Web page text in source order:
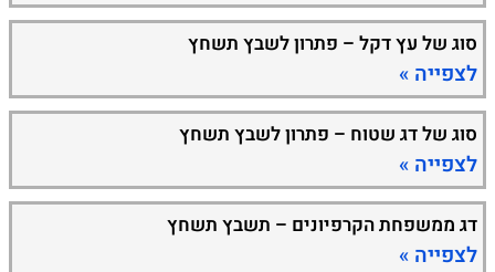
סוג של עץ דקל – פתרון לשבץ תשחץ
לצפייה »
סוג של דג שטוח – פתרון לשבץ תשחץ
לצפייה »
דג ממשפחת הקרפיונים – תשבץ תשחץ
לצפייה »